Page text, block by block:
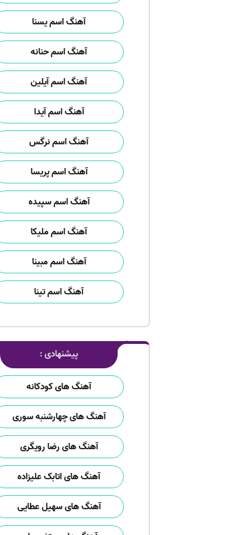
آهنگ اسم یسنا
آهنگ اسم حنانه
آهنگ اسم آیلین
آهنگ اسم آیدا
آهنگ اسم نرگس
آهنگ اسم پریسا
آهنگ اسم سپیده
آهنگ اسم ملیکا
آهنگ اسم مبینا
آهنگ اسم تینا
پیشنهادی :
آهنگ های کودکانه
آهنگ های چهارشنبه سوری
آهنگ های رضا رویگری
آهنگ های اتابک علیزاده
آهنگ های سهیل عطایی